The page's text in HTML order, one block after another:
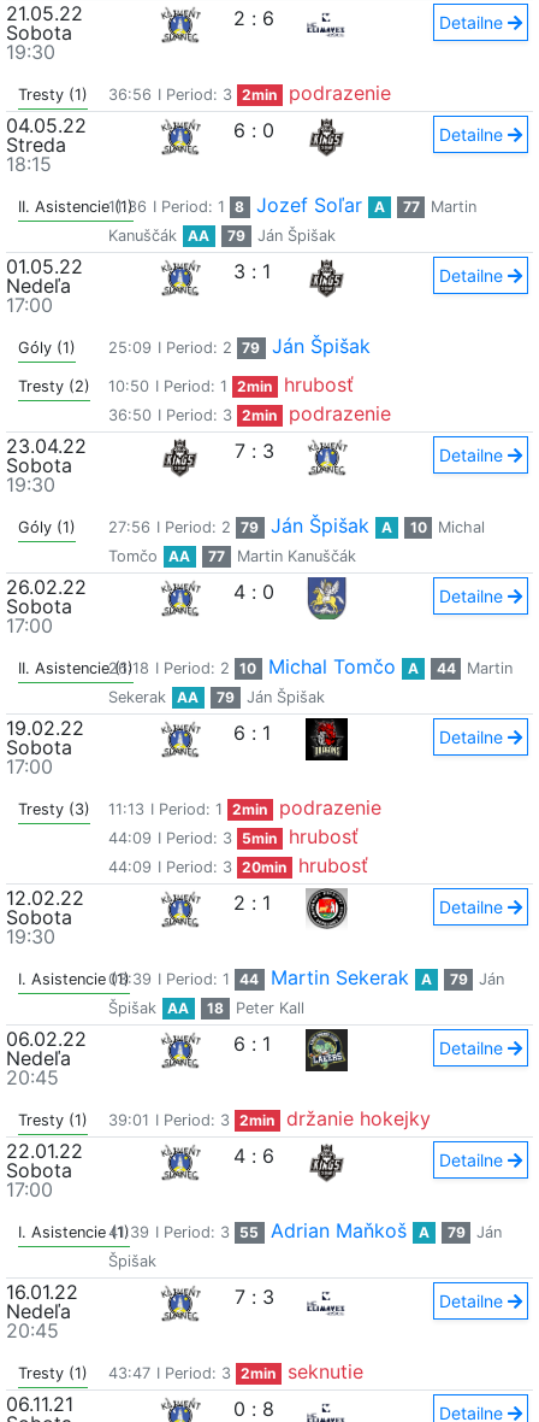
21.05.22
Sobota
19:30
2 : 6 Detailne
Tresty (1) 36:56 I Period: 3 2min
podrazenie
04.05.22
Streda
18:15
6 : 0 Detailne
II. Asistencie (1)
11:36 I Period: 1 8 Jozef Soľar A 77
Martin
Kanuščák
AA 79 Ján Špišak
01.05.22
Nedeľa
17:00
3 : 1 Detailne
Góly (1) 25:09 I Period: 2 79 Ján Špišak
Tresty (2) 10:50 I Period: 1 2min hrubosť
36:50 I Period: 3 2min
podrazenie
23.04.22
Sobota
19:30
7 : 3 Detailne
Góly (1) 27:56 I Period: 2 79 Ján Špišak A 10
Michal
Tomčo
AA 77 Martin Kanuščák
26.02.22
Sobota
17:00
4 : 0 Detailne
II. Asistencie (1)
26:18 I Period: 2 10 Michal Tomčo A 44
Martin
Sekerak
AA 79 Ján Špišak
19.02.22
Sobota
17:00
6 : 1 Detailne
Tresty (3) 11:13 I Period: 1 2min podrazenie
44:09 I Period: 3 5min hrubosť
44:09 I Period: 3 20min
hrubosť
12.02.22
Sobota
19:30
2 : 1 Detailne
I. Asistencie (1)03:39 I Period: 1 44 Martin Sekerak A 79
Ján
Špišak
AA 18 Peter Kall
06.02.22
Nedeľa
20:45
6 : 1 Detailne
Tresty (1) 39:01 I Period: 3 2min
držanie hokejky
22.01.22
Sobota
17:00
4 : 6 Detailne
I. Asistencie (1)41:39 I Period: 3 55 Adrian Maňkoš A 79
Ján
Špišak
16.01.22
Nedeľa
20:45
7 : 3 Detailne
Tresty (1) 43:47 I Period: 3 2min
seknutie
06.11.21
0 : 8 Detailne